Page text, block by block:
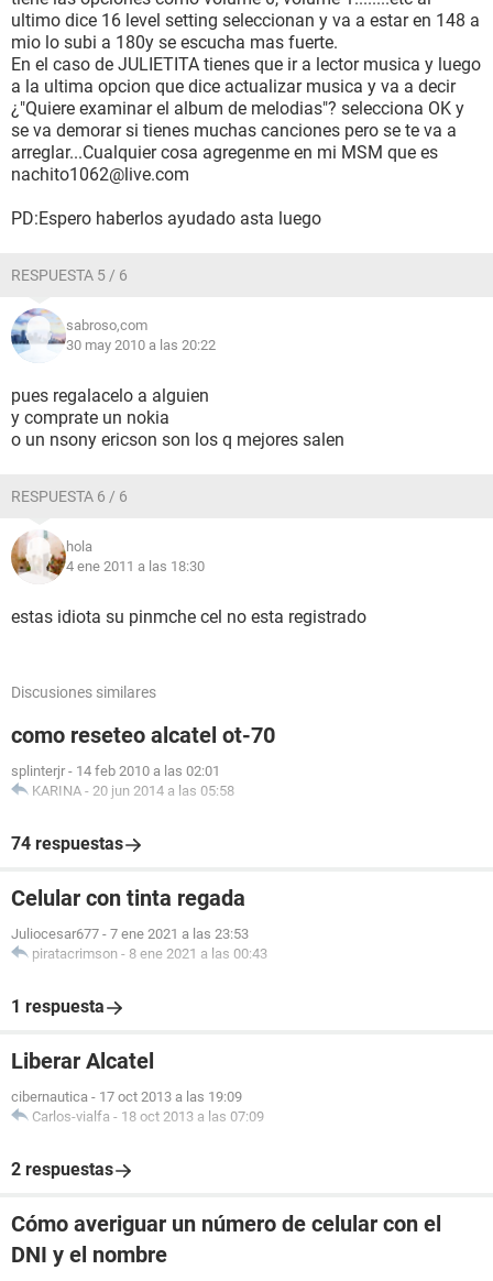
ultimo dice 16 level setting seleccionan y va a estar en 148 a
mio lo subi a 180y se escucha mas fuerte.
En el caso de JULIETITA tienes que ir a lector musica y luego
a la ultima opcion que dice actualizar musica y va a decir
¿"Quiere examinar el album de melodias"? selecciona OK y
se va demorar si tienes muchas canciones pero se te va a
arreglar...Cualquier cosa agregenme en mi MSM que es
nachito1062@live.com
PD:Espero haberlos ayudado asta luego
RESPUESTA 5 / 6
sabroso,com
30 may 2010 a las 20:22
pues regalacelo a alguien
y comprate un nokia
o un nsony ericson son los q mejores salen
RESPUESTA 6 / 6
hola
4 ene 2011 a las 18:30
estas idiota su pinmche cel no esta registrado
Discusiones similares
como reseteo alcatel ot-70
splinterjr - 14 feb 2010 a las 02:01
KARINA - 20 jun 2014 a las 05:58
74 respuestas
Celular con tinta regada
Juliocesar677 - 7 ene 2021 a las 23:53
piratacrimson - 8 ene 2021 a las 00:43
1 respuesta
Liberar Alcatel
cibernautica - 17 oct 2013 a las 19:09
Carlos-vialfa - 18 oct 2013 a las 07:09
2 respuestas
Cómo averiguar un número de celular con el
DNI y el nombre